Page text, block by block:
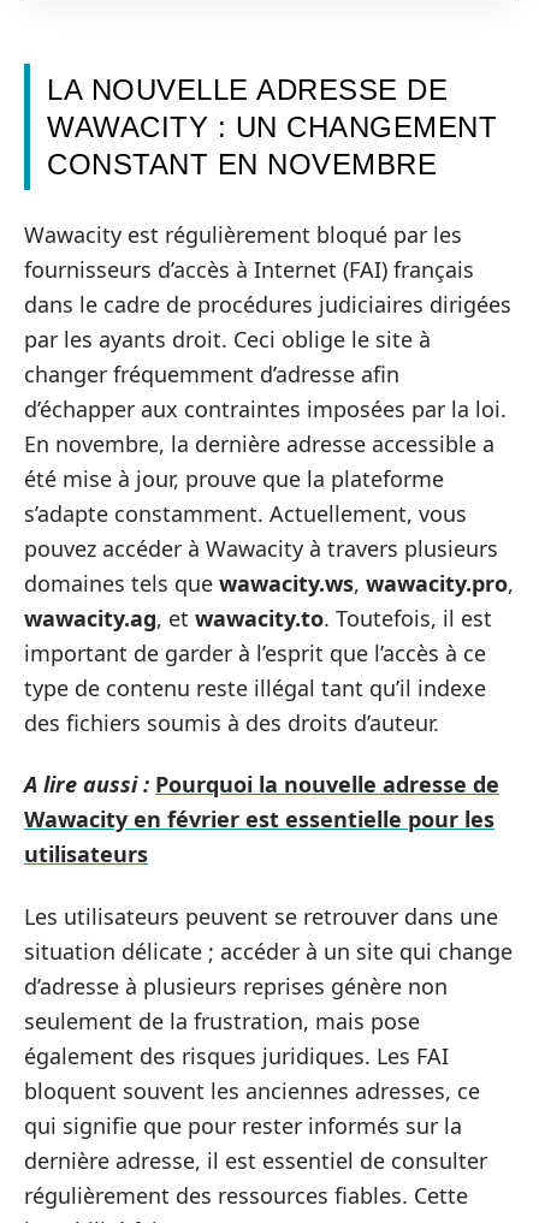
LA NOUVELLE ADRESSE DE
WAWACITY : UN CHANGEMENT
CONSTANT EN NOVEMBRE
Wawacity est régulièrement bloqué par les
fournisseurs d’accès à Internet (FAI) français
dans le cadre de procédures judiciaires dirigées
par les ayants droit. Ceci oblige le site à
changer fréquemment d’adresse afin
d’échapper aux contraintes imposées par la loi.
En novembre, la dernière adresse accessible a
été mise à jour, prouve que la plateforme
s’adapte constamment. Actuellement, vous
pouvez accéder à Wawacity à travers plusieurs
domaines tels que wawacity.ws, wawacity.pro,
wawacity.ag, et wawacity.to. Toutefois, il est
important de garder à l’esprit que l’accès à ce
type de contenu reste illégal tant qu’il indexe
des fichiers soumis à des droits d’auteur.
A lire aussi : Pourquoi la nouvelle adresse de
Wawacity en février est essentielle pour les
utilisateurs
Les utilisateurs peuvent se retrouver dans une
situation délicate ; accéder à un site qui change
d’adresse à plusieurs reprises génère non
seulement de la frustration, mais pose
également des risques juridiques. Les FAI
bloquent souvent les anciennes adresses, ce
qui signifie que pour rester informés sur la
dernière adresse, il est essentiel de consulter
régulièrement des ressources fiables. Cette